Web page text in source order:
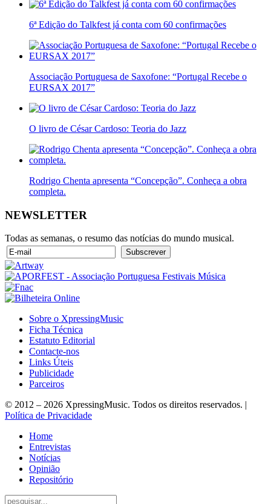
6ª Edição do Talkfest já conta com 60 confirmações
Associação Portuguesa de Saxofone: “Portugal Recebe o
EURSAX 2017”
O livro de César Cardoso: Teoria do Jazz
Rodrigo Chenta apresenta “Concepção”. Conheça a obra
completa.
NEWSLETTER
Todas as semanas, o resumo das notícias do mundo musical.
Sobre o XpressingMusic
Ficha Técnica
Estatuto Editorial
Contacte-nos
Links Úteis
Publicidade
Parceiros
© 2012 – 2026 XpressingMusic. Todos os direitos reservados. |
Política de Privacidade
Home
Entrevistas
Notícias
Opinião
Repositório